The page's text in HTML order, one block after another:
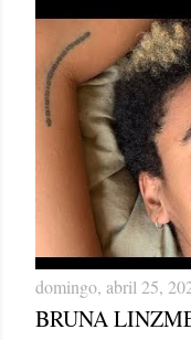
domingo, abril 25,
BRUNA